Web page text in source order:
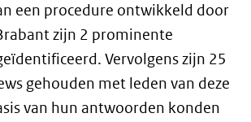
een procedure ontwikkeld door
zijn 2 prominente
Vervolgens zijn 25
gehouden met leden van deze
van hun antwoorden konden